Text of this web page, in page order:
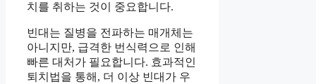
치를 취하는 것이 중요합니다.
빈대는 질병을 전파하는 매개체는
아니지만, 급격한 번식력으로 인해
빠른 대처가 필요합니다. 효과적인
퇴치법을 통해, 더 이상 빈대가 우